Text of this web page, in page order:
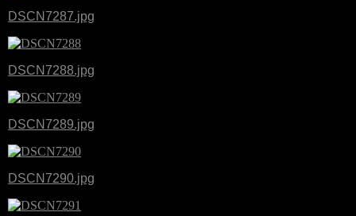
DSCN7287.jpg
DSCN7288.jpg
DSCN7289.jpg
DSCN7290.jpg